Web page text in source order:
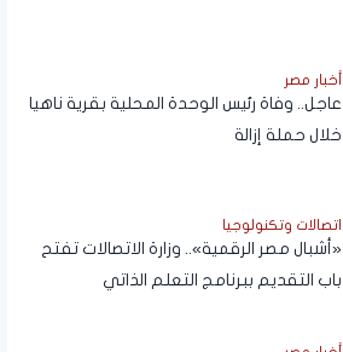
أخبار مصر
عاجل.. وفاة رئيس الوحدة المحلية بقرية ناهيا
خلال حملة إزالة
اتصالات وتكنولوجيا
«أشبال مصر الرقمية».. وزارة الاتصالات تفتح
باب التقديم ببرنامج التعلم الذاتي